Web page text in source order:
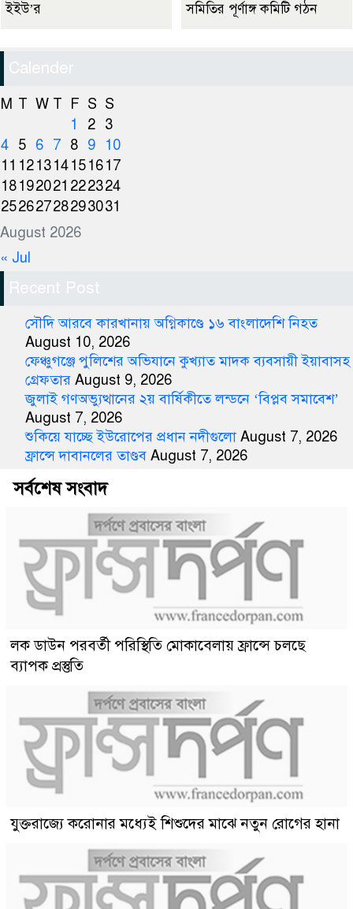
ইইউ’র
সমিতির পূর্ণাঙ্গ কমিটি গঠন
Calender
August 2026
M T W T F S S
1
2 3
4 5 6 7 8 9
10
11 121314151617
18192021 222324
25262728293031
« Jul
Recent Post
সৌদি আরবে কারখানায় অগ্নিকাণ্ডে ১৬ বাংলাদেশি নিহত
August 10, 2026
ফেঞ্চুগঞ্জে পুলিশের অভিযানে কুখ্যাত মাদক ব্যবসায়ী ইয়াবাসহ
গ্রেফতার August 9, 2026
জুলাই গণঅভ্যুত্থানের ২য় বার্ষিকীতে লন্ডনে ‘বিপ্লব সমাবেশ’
August 7, 2026
শুকিয়ে যাচ্ছে ইউরোপের প্রধান নদীগুলো August 7, 2026
ফ্রান্সে দাবানলের তাণ্ডব August 7, 2026
সর্বশেষ সংবাদ
লক ডাউন পরবর্তী পরিস্থিতি মোকাবেলায় ফ্রান্সে চলছে
ব্যাপক প্রস্তুতি
যুক্তরাজ্যে করোনার মধ্যেই শিশুদের মাঝে নতুন রোগের হানা